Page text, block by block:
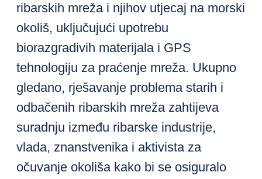
ribarskih mreža i njihov utjecaj na morski
okoliš, uključujući upotrebu
biorazgradivih materijala i GPS
tehnologiju za praćenje mreža. Ukupno
gledano, rješavanje problema starih i
odbačenih ribarskih mreža zahtijeva
suradnju između ribarske industrije,
vlada, znanstvenika i aktivista za
očuvanje okoliša kako bi se osiguralo